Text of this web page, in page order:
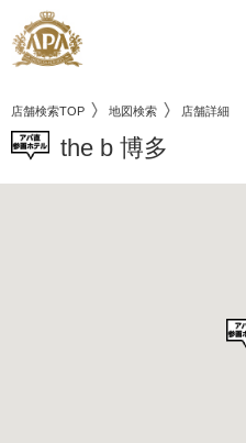
店舗検索TOP 地図検索 店舗詳細
the b 博多